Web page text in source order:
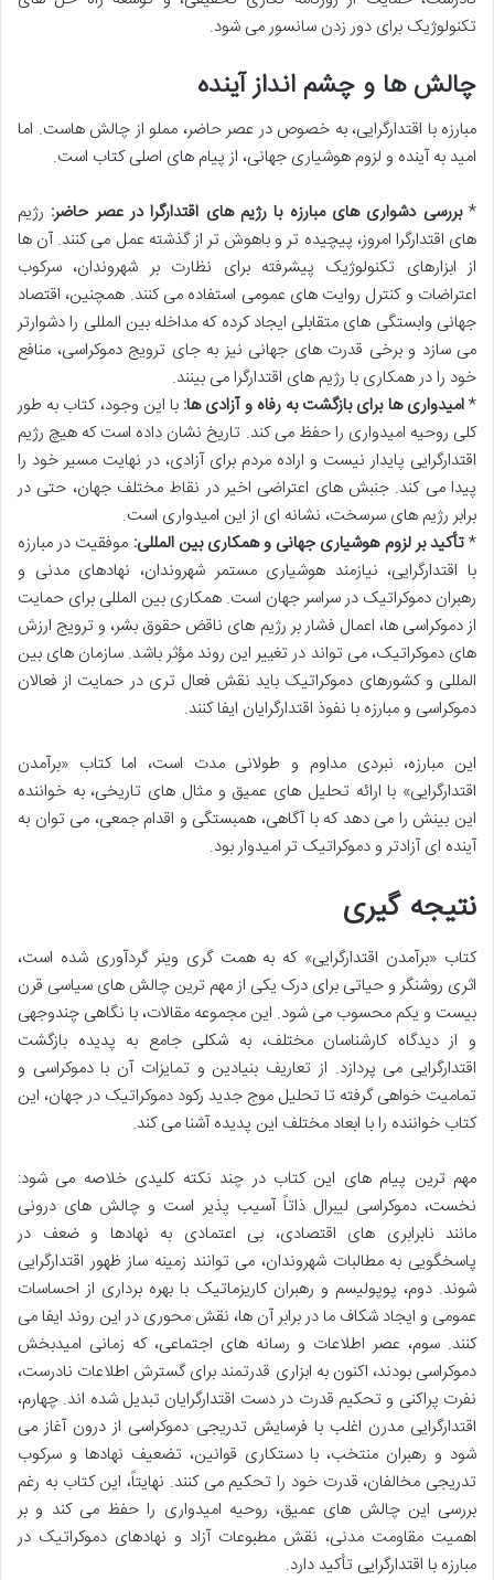
تکنولوژیک برای دور زدن سانسور می شود.
چالش ها و چشم انداز آینده
مبارزه با اقتدارگرایی، به خصوص در عصر حاضر، مملو از چالش هاست. اما
امید به آینده و لزوم هوشیاری جهانی، از پیام های اصلی کتاب است.
*بررسی دشواری های مبارزه با رژیم های اقتدارگرا در عصر حاضر: رژیم
های اقتدارگرا امروز، پیچیده تر و باهوش تر از گذشته عمل می کنند. آن ها
از ابزارهای تکنولوژیک پیشرفته برای نظارت بر شهروندان، سرکوب
اعتراضات و کنترل روایت های عمومی استفاده می کنند. همچنین، اقتصاد
جهانی وابستگی های متقابلی ایجاد کرده که مداخله بین المللی را دشوارتر
می سازد و برخی قدرت های جهانی نیز به جای ترویج دموکراسی، منافع
خود را در همکاری با رژیم های اقتدارگرا می بینند.
*امیدواری ها برای بازگشت به رفاه و آزادی ها: با این وجود، کتاب به طور
کلی روحیه امیدواری را حفظ می کند. تاریخ نشان داده است که هیچ رژیم
اقتدارگرایی پایدار نیست و اراده مردم برای آزادی، در نهایت مسیر خود را
پیدا می کند. جنبش های اعتراضی اخیر در نقاط مختلف جهان، حتی در
برابر رژیم های سرسخت، نشانه ای از این امیدواری است.
*تأکید بر لزوم هوشیاری جهانی و همکاری بین المللی: موفقیت در مبارزه
با اقتدارگرایی، نیازمند هوشیاری مستمر شهروندان، نهادهای مدنی و
رهبران دموکراتیک در سراسر جهان است. همکاری بین المللی برای حمایت
از دموکراسی ها، اعمال فشار بر رژیم های ناقض حقوق بشر، و ترویج ارزش
های دموکراتیک، می تواند در تغییر این روند مؤثر باشد. سازمان های بین
المللی و کشورهای دموکراتیک باید نقش فعال تری در حمایت از فعالان
دموکراسی و مبارزه با نفوذ اقتدارگرایان ایفا کنند.
این مبارزه، نبردی مداوم و طولانی مدت است، اما کتاب «برآمدن
اقتدارگرایی» با ارائه تحلیل های عمیق و مثال های تاریخی، به خواننده
این بینش را می دهد که با آگاهی، همبستگی و اقدام جمعی، می توان به
آینده ای آزادتر و دموکراتیک تر امیدوار بود.
نتیجه گیری
کتاب «برآمدن اقتدارگرایی» که به همت گری وینر گردآوری شده است،
اثری روشنگر و حیاتی برای درک یکی از مهم ترین چالش های سیاسی قرن
بیست و یکم محسوب می شود. این مجموعه مقالات، با نگاهی چندوجهی
و از دیدگاه کارشناسان مختلف، به شکلی جامع به پدیده بازگشت
اقتدارگرایی می پردازد. از تعاریف بنیادین و تمایزات آن با دموکراسی و
تمامیت خواهی گرفته تا تحلیل موج جدید رکود دموکراتیک در جهان، این
کتاب خواننده را با ابعاد مختلف این پدیده آشنا می کند.
مهم ترین پیام های این کتاب در چند نکته کلیدی خلاصه می شود:
نخست، دموکراسی لیبرال ذاتاً آسیب پذیر است و چالش های درونی
مانند نابرابری های اقتصادی، بی اعتمادی به نهادها و ضعف در
پاسخگویی به مطالبات شهروندان، می توانند زمینه ساز ظهور اقتدارگرایی
شوند. دوم، پوپولیسم و رهبران کاریزماتیک با بهره برداری از احساسات
عمومی و ایجاد شکاف ما در برابر آن ها، نقش محوری در این روند ایفا می
کنند. سوم، عصر اطلاعات و رسانه های اجتماعی، که زمانی امیدبخش
دموکراسی بودند، اکنون به ابزاری قدرتمند برای گسترش اطلاعات نادرست،
نفرت پراکنی و تحکیم قدرت در دست اقتدارگرایان تبدیل شده اند. چهارم،
اقتدارگرایی مدرن اغلب با فرسایش تدریجی دموکراسی از درون آغاز می
شود و رهبران منتخب، با دستکاری قوانین، تضعیف نهادها و سرکوب
تدریجی مخالفان، قدرت خود را تحکیم می کنند. نهایتاً، این کتاب به رغم
بررسی این چالش های عمیق، روحیه امیدواری را حفظ می کند و بر
اهمیت مقاومت مدنی، نقش مطبوعات آزاد و نهادهای دموکراتیک در
مبارزه با اقتدارگرایی تأکید دارد.